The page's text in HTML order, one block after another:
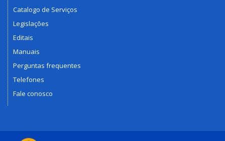
Catalogo de Serviços
Legislações
Editais
Manuais
Perguntas frequentes
Telefones
Fale conosco